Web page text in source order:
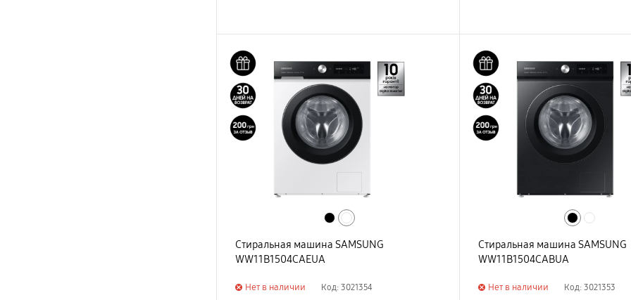
Стиральная машина SAMSUNG
WW11B1504CAEUA
Нет в наличии Код: 3021354
Стиральная машина SAMSUNG
WW11B1504CABUA
Нет в наличии Код: 3021353